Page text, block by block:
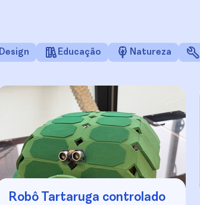
Design Educação Natureza
Robô Tartaruga controlado